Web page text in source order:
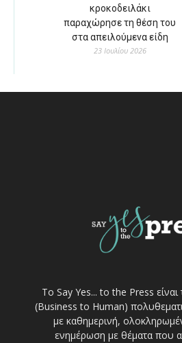
κροκοδειλάκι
παραχώρησε τη θέση του
στα απειλούμενα είδη
23 Ιουλίου 2026
Το Say Yes... to the Press
(Business to Human)
με καθημερινή,
ενημέρωση με θέματα που